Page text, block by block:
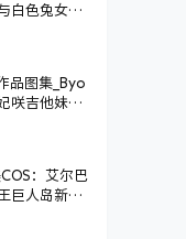
白色兔女郎
品图集_Byo
咲吉他妹妹
：艾尔巴
巨人岛新造